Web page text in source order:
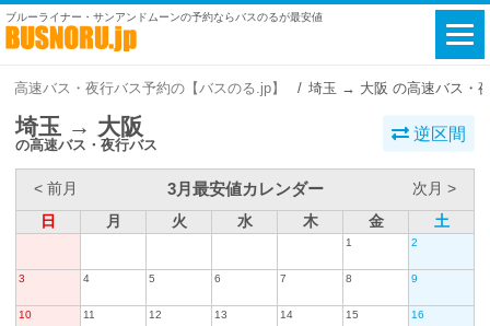
ブルーライナー・サンアンドムーンの予約ならバスのるが最安値
高速バス・夜行バス予約の【バスのる.jp】 埼玉 → 大阪 の高速バス・
埼玉 → 大阪
の高速バス・夜行バス
逆区間
< 前月 3月最安値カレンダー
次月 >
日
月 火 水 木 金 土
1 2
3 4 5 6 7 8 9
10 11 12 13 14 15 16